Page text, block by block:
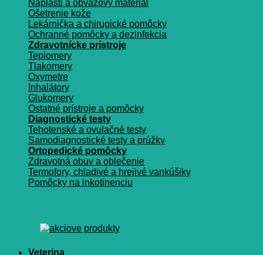
Náplasti a obväzový materiál
Ošetrenie kože
Lekárnička a chirugické pomôcky
Ochranné pomôcky a dezinfekcia
Zdravotnícke prístroje
Teplomery
Tlakomery
Oxymetre
Inhalátory
Glukomery
Ostatné prístroje a pomôcky
Diagnostické testy
Tehotenské a ovulačné testy
Samodiagnostické testy a prúžky
Ortopedické pomôcky
Zdravotná obuv a oblečenie
Termofory, chladivé a hrejivé vankúšiky
Pomôcky na inkotinenciu
Veterina